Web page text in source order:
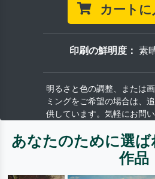
カートに
印刷の鮮明度： 素
明るさと色の調整、または
ミングをご希望の場合は、
供しています。気軽にお問い
あなたのために選
作品